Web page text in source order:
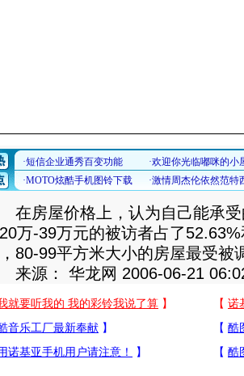
房屋价格上，认为自己能承受
万-39万元的被访者占了
，80-99平方米大小的房屋最受被
源： 华龙网 2006-06-21